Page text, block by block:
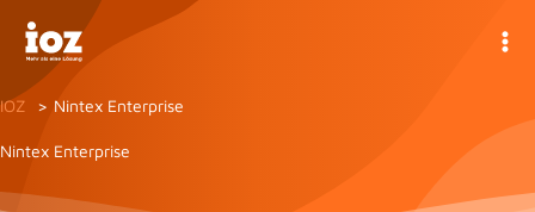
Inhalt
springen
IOZ Nintex Enterprise
Nintex Enterprise